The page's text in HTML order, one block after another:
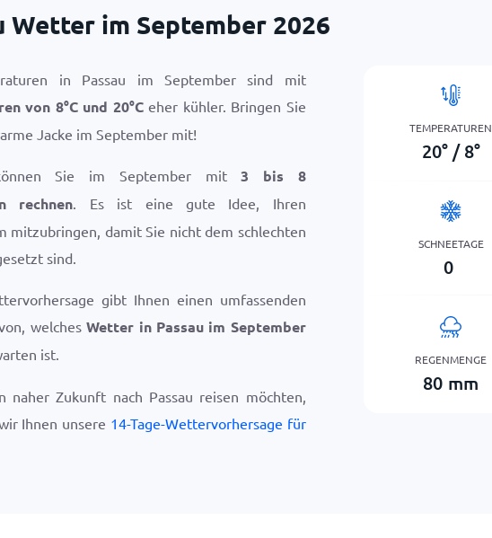
Wetter im September 2026
in Passau im September sind mit
von 8°Cund 20°Ceher kühler. Bringen Sie
Jacke im September mit!
Sie im September mit3 bis 8
rechnen. Es ist eine gute Idee, Ihren
mitzubringen, damit Sie nicht dem schlechten
sind.
gibt Ihnen einen umfassenden
welchesWetter in Passau im September
ist.
naher Zukunft nach Passau reisen möchten,
Ihnen unsere 14-Tage-Wettervorhersage für
TEMPERATUREN
20° / 8°
SCHNEETAGE
0
REGENMENGE
80 mm